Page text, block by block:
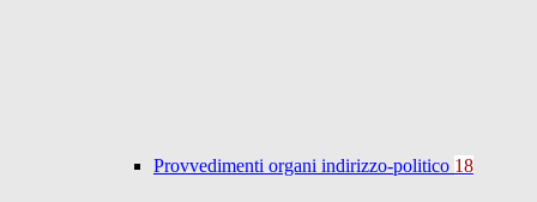
Provvedimenti organi indirizzo-politico 18